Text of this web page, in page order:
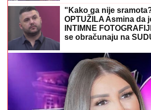
TEŠKO JE POVREĐENA!Najnoviji
tinejdžerke (18) u samom centru
se iz Hitne pomoći
OVO JE NAJLEPŠA
BEOGRADU
Naš
od TRI MILIONA
Srbiji: Ima privatan